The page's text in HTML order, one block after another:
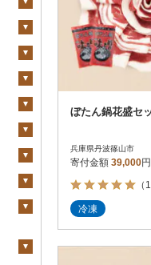
ぼたん鍋花盛セ
兵庫県丹波篠山市
寄付金額 39,000円
（
冷凍